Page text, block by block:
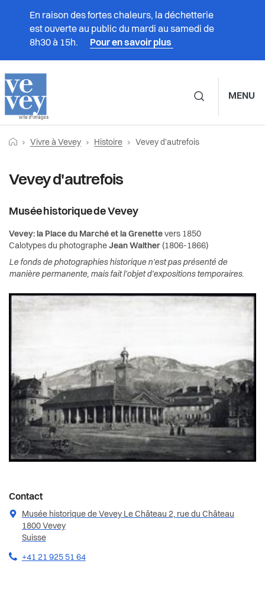
En raison des fortes chaleurs, la déchetterie
est ouverte au public du mardi au samedi de
8h30 à 15h.
Pour en savoir plus
MENU
Prestations
Vivre à Vevey
Vivre à Vevey
Associations
Culture
Durabilité et énergie
Economie et tourisme
Enfance et écoles
Histoire
Histoire
Les armoiries de Vevey
Biographies
Notes historiques
Vevey d'autrefois
Intégration
Jeunesse
Religions
Santé et social
Sécurité
Administration
Vie politique
Actualités
Pilier public
FilRetourner vers la page d'accueil
Vivre à Vevey Histoire Page actuelle:
Vevey d'autrefois
Vevey d'autrefois
Musée historique de Vevey
Vevey: la Place du Marché et la Grenette vers 1850
Calotypes du photographe Jean Walther (1806-1866)
Le fonds de photographies historique n'est pas présenté de
manière permanente, mais fait l'objet d'expositions temporaires.
Contact
Musée historique de Vevey Le Château 2, rue du Château
1800 Vevey
Suisse
+41 21 925 51 64